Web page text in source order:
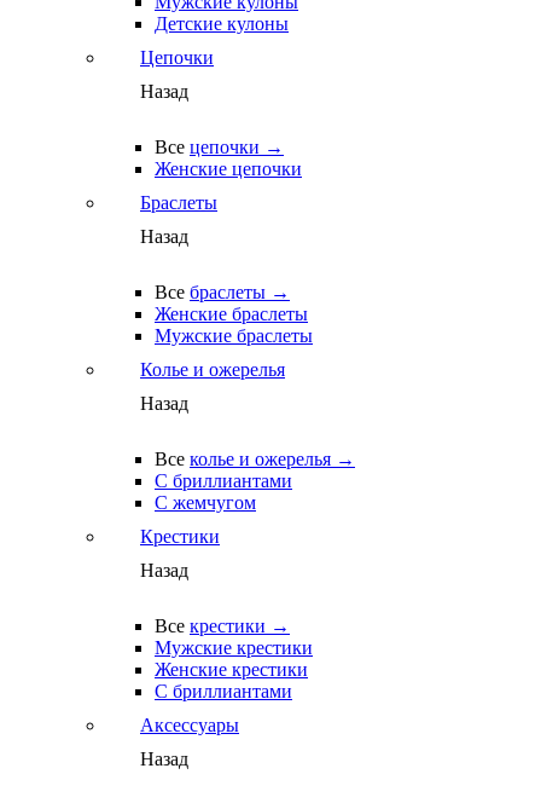
Детские кулоны
Цепочки
Назад
Все цепочки →
Женские цепочки
Браслеты
Назад
Все браслеты →
Женские браслеты
Мужские браслеты
Колье и ожерелья
Назад
Все колье и ожерелья →
С бриллиантами
С жемчугом
Крестики
Назад
Все крестики →
Мужские крестики
Женские крестики
С бриллиантами
Аксессуары
Назад